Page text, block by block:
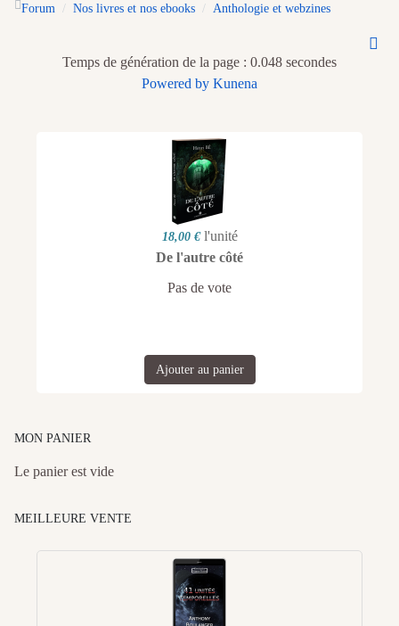
Forum Nos livres et nos ebooks Anthologie et webzines
Temps de génération de la page : 0.048 secondes
Powered by Kunena
18,00 € l'unité
De l'autre côté
Pas de vote
Ajouter au panier
MON PANIER
Le panier est vide
MEILLEURE VENTE